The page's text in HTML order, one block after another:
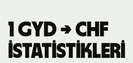
1 GYD → CHF
istatistikleri